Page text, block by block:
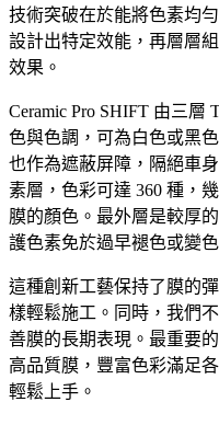
技術突破在於能將色素均
設計出特定效能，再層層
效果。
Ceramic Pro SHIFT 由三
色與色調，可為白色或黑
也作為遮蔽屏障，隔絕車
素層，色彩可達 360 種，
膜的顏色。最外層是較厚
護色素免於過早褪色或變色
這種創新工藝保持了膜的
樣輕鬆施工。同時，我們
善膜的長期表現。最重要
高品質膜，豐富色彩滿足
輕鬆上手。